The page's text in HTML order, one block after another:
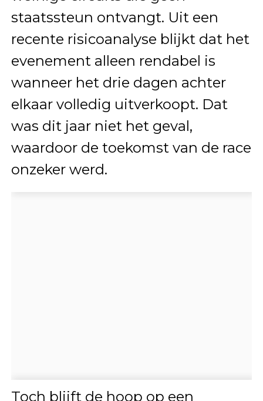
staatssteun ontvangt. Uit een
recente risicoanalyse blijkt dat het
evenement alleen rendabel is
wanneer het drie dagen achter
elkaar volledig uitverkoopt. Dat
was dit jaar niet het geval,
waardoor de toekomst van de race
onzeker werd.
Toch blijft de hoop op een